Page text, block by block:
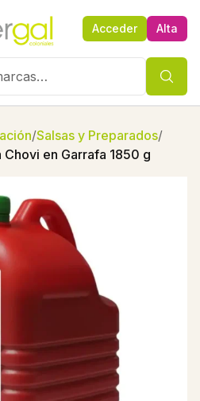
Acceder Alta
/Salsas y Preparados/
Chovi en Garrafa 1850 g